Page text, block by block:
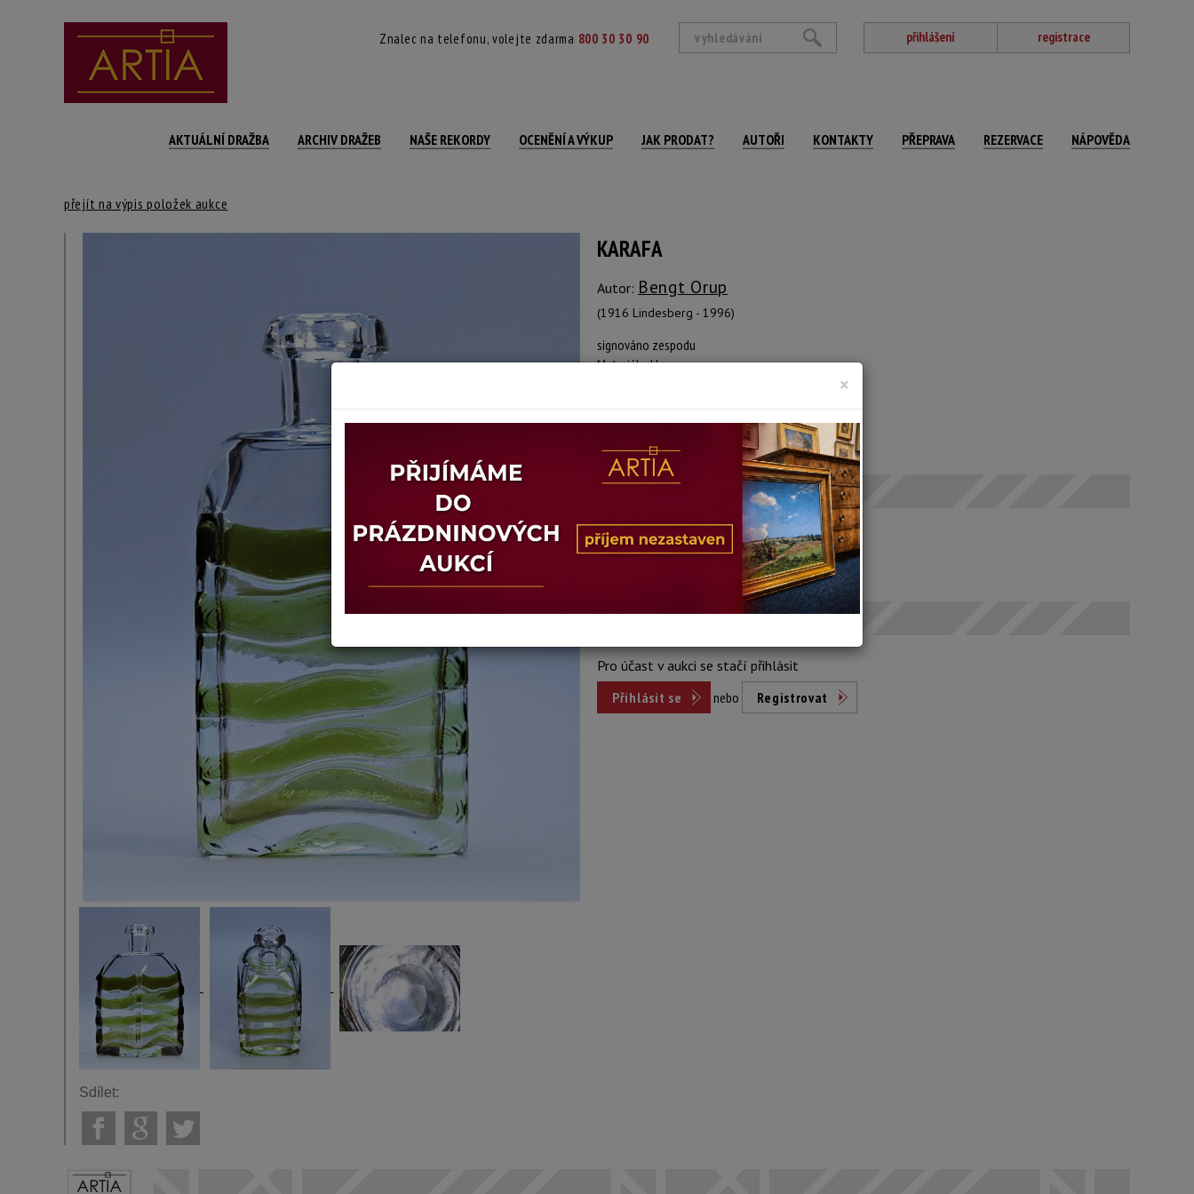
Znalec na telefonu, volejte zdarma 800 30 30 90 přihlášení registrace
AKTUÁLNÍ DRAŽBA ARCHIV DRAŽEB NAŠE REKORDY OCENĚNÍ A VÝKUP JAK PRODAT? AUTOŘI KONTAKTY PŘEPRAVA REZERVACE NÁPOVĚDA
přejít na výpis položek aukce
KARAFA
Autor: Bengt Orup
(1916 Lindesberg - 1996)
signováno zespodu
Materiál: sklo
Konec dražby: 28.04.2026 21:23 SELČ
Dosažená cena:neprodáno
Vyvolávací cena: 800 Kč
Pro účast v aukci se stačí přihlásit
Přihlásit se
nebo Registrovat
Sdílet:
×